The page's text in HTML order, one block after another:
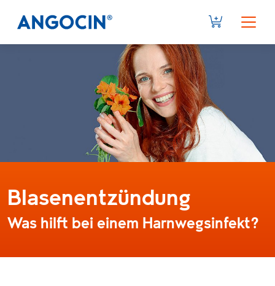
Blasenentzündung
Was hilft bei einem Harnwegsinfekt?